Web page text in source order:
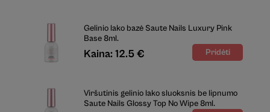
Gelinio lako bazė Saute Nails Luxury Pink
Base 8ml.
Kaina: 12.5 €
Viršutinis gelinio lako sluoksnis be lipnumo
Saute Nails Glossy Top No Wipe 8ml.